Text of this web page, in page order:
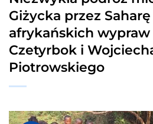
Giżycka przez
afrykańskich wypraw
Czetyrbok i
Piotrowskiego